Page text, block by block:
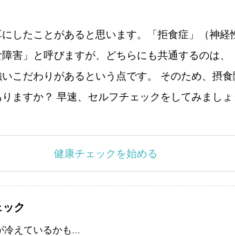
したことがあると思います。「拒食症」（神
害」と呼びますが、どちらにも共通するのは
こだわりがあるという点です。 そのため、摂
ますか？ 早速、セルフチェックをしてみましょ
健康チェックを始める
ク
えているかも...